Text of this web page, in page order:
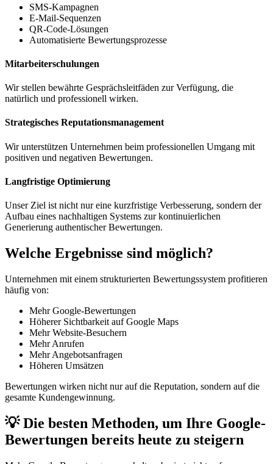
SMS-Kampagnen
E-Mail-Sequenzen
QR-Code-Lösungen
Automatisierte Bewertungsprozesse
Mitarbeiterschulungen
Wir stellen bewährte Gesprächsleitfäden zur Verfügung, die
natürlich und professionell wirken.
Strategisches Reputationsmanagement
Wir unterstützen Unternehmen beim professionellen Umgang mit
positiven und negativen Bewertungen.
Langfristige Optimierung
Unser Ziel ist nicht nur eine kurzfristige Verbesserung, sondern der
Aufbau eines nachhaltigen Systems zur kontinuierlichen
Generierung authentischer Bewertungen.
Welche Ergebnisse sind möglich?
Unternehmen mit einem strukturierten Bewertungssystem profitieren
häufig von:
Mehr Google-Bewertungen
Höherer Sichtbarkeit auf Google Maps
Mehr Website-Besuchern
Mehr Anrufen
Mehr Angebotsanfragen
Höheren Umsätzen
Bewertungen wirken nicht nur auf die Reputation, sondern auf die
gesamte Kundengewinnung.
💡 Die besten Methoden, um Ihre Google-
Bewertungen bereits heute zu steigern